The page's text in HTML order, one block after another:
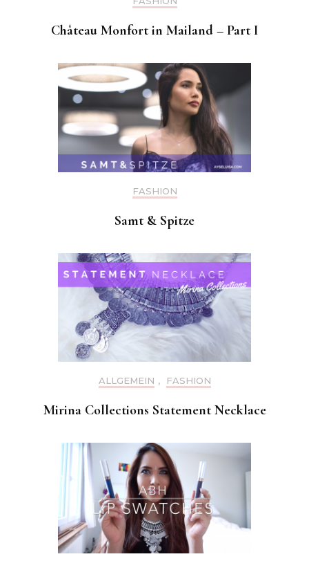
Château Monfort in Mailand – Part I
FASHION
Samt & Spitze
ALLGEMEIN , FASHION
Mirina Collections Statement Necklace